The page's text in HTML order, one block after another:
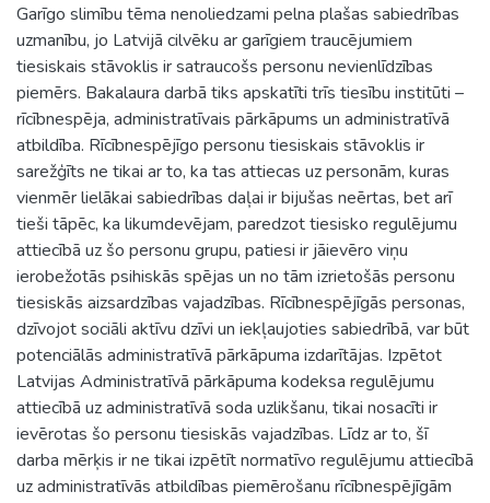
Garīgo slimību tēma nenoliedzami pelna plašas sabiedrības
uzmanību, jo Latvijā cilvēku ar garīgiem traucējumiem
tiesiskais stāvoklis ir satraucošs personu nevienlīdzības
piemērs. Bakalaura darbā tiks apskatīti trīs tiesību institūti –
rīcībnespēja, administratīvais pārkāpums un administratīvā
atbildība. Rīcībnespējīgo personu tiesiskais stāvoklis ir
sarežģīts ne tikai ar to, ka tas attiecas uz personām, kuras
vienmēr lielākai sabiedrības daļai ir bijušas neērtas, bet arī
tieši tāpēc, ka likumdevējam, paredzot tiesisko regulējumu
attiecībā uz šo personu grupu, patiesi ir jāievēro viņu
ierobežotās psihiskās spējas un no tām izrietošās personu
tiesiskās aizsardzības vajadzības. Rīcībnespējīgās personas,
dzīvojot sociāli aktīvu dzīvi un iekļaujoties sabiedrībā, var būt
potenciālās administratīvā pārkāpuma izdarītājas. Izpētot
Latvijas Administratīvā pārkāpuma kodeksa regulējumu
attiecībā uz administratīvā soda uzlikšanu, tikai nosacīti ir
ievērotas šo personu tiesiskās vajadzības. Līdz ar to, šī
darba mērķis ir ne tikai izpētīt normatīvo regulējumu attiecībā
uz administratīvās atbildības piemērošanu rīcībnespējīgām